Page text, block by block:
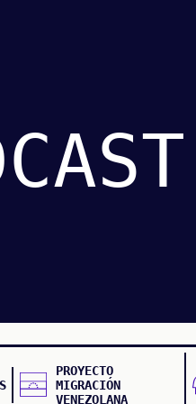
PROYECTO
MIGRACIÓN
VENEZOLANA